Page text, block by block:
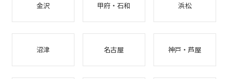
金沢 甲府・石和 浜松
沼津 名古屋 神戸・芦屋